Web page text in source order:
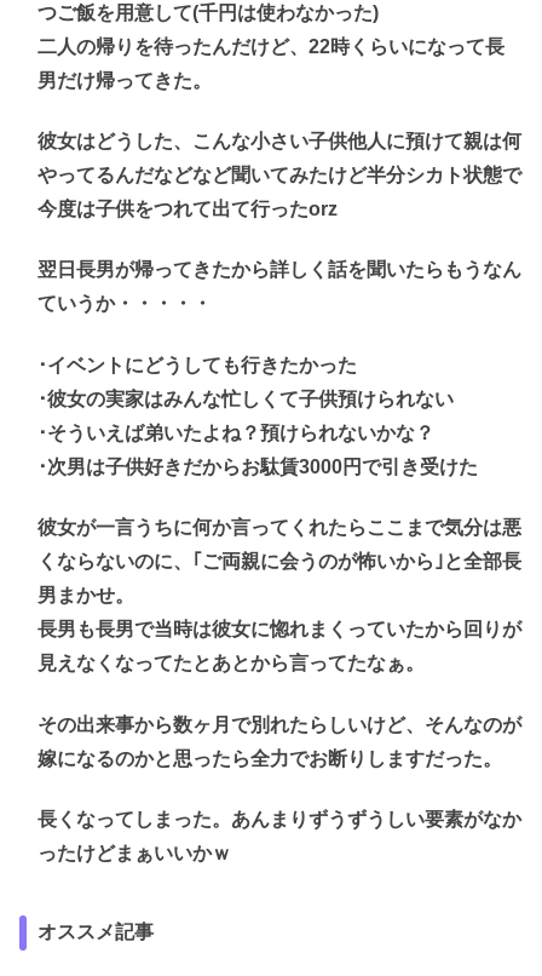
つご飯を用意して(千円は使わなかった)
二人の帰りを待ったんだけど、22時くらいになって長
男だけ帰ってきた。
彼女はどうした、こんな小さい子供他人に預けて親は何
やってるんだなどなど聞いてみたけど半分シカト状態で
今度は子供をつれて出て行ったorz
翌日長男が帰ってきたから詳しく話を聞いたらもうなん
ていうか・・・・・
･イベントにどうしても行きたかった
･彼女の実家はみんな忙しくて子供預けられない
･そういえば弟いたよね？預けられないかな？
･次男は子供好きだからお駄賃3000円で引き受けた
彼女が一言うちに何か言ってくれたらここまで気分は悪
くならないのに、｢ご両親に会うのが怖いから｣と全部長
男まかせ。
長男も長男で当時は彼女に惚れまくっていたから回りが
見えなくなってたとあとから言ってたなぁ。
その出来事から数ヶ月で別れたらしいけど、そんなのが
嫁になるのかと思ったら全力でお断りしますだった。
長くなってしまった。あんまりずうずうしい要素がなか
ったけどまぁいいかｗ
オススメ記事